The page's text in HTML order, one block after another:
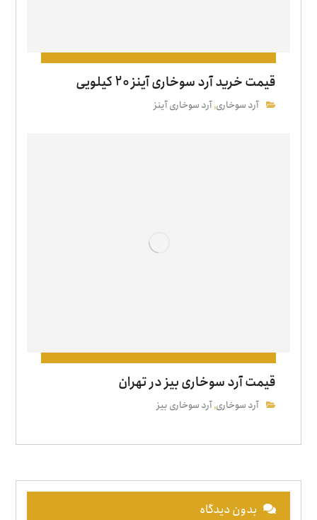
قیمت خرید آرد سوخاری آینز 20 کیلویی
آرد سوخاری,آرد سوخاری آینز
قیمت آرد سوخاری بیز در تهران
آرد سوخاری,آرد سوخاری بیز
بدون دیدگاه